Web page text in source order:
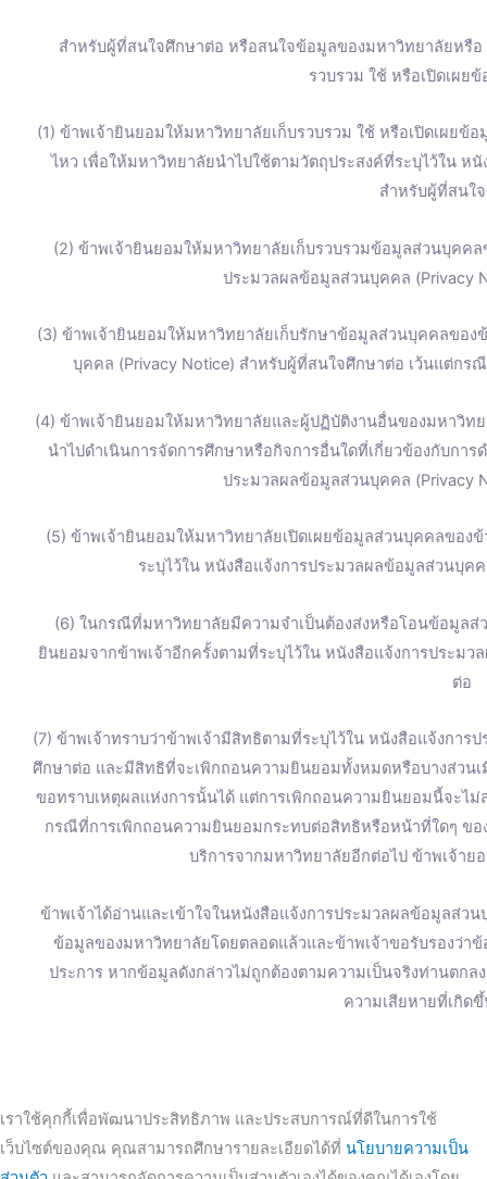
สำหรับผู้ที่สนใจศึกษาต่อ หรือสนใจข้อมูลของมหาวิทยาลัยหรื
รวบรวม ใช้ หรือเปิดเผย
(1) ข้าพเจ้ายินยอมให้มหาวิทยาลัยเก็บรวบรวม ใช้ หรือเปิดเผย
ไหว เพื่อให้มหาวิทยาลัยนำไปใช้ตามวัตถุประสงค์ที่ระบุไว้ใน
สำหรับผู้ที่สนใ
(2) ข้าพเจ้ายินยอมให้มหาวิทยาลัยเก็บรวบรวมข้อมูลส่วนบุคค
ประมวลผลข้อมูลส่วนบุคคล (Privacy
(3) ข้าพเจ้ายินยอมให้มหาวิทยาลัยเก็บรักษาข้อมูลส่วนบุคคลของ
บุคคล (Privacy Notice) สำหรับผู้ที่สนใจศึกษาต่อ เว้นแต่ก
(4) ข้าพเจ้ายินยอมให้มหาวิทยาลัยและผู้ปฏิบัติงานอื่นของมหาวิท
นำไปดำเนินการจัดการศึกษาหรือกิจการอื่นใดที่เกี่ยวข้องกับกา
ประมวลผลข้อมูลส่วนบุคคล (Privacy
(5) ข้าพเจ้ายินยอมให้มหาวิทยาลัยเปิดเผยข้อมูลส่วนบุคคลของ
ระบุไว้ใน หนังสือแจ้งการประมวลผลข้อมูลส่วนบุค
(6) ในกรณีที่มหาวิทยาลัยมีความจำเป็นต้องส่งหรือโอนข้อมูล
ยินยอมจากข้าพเจ้าอีกครั้งตามที่ระบุไว้ใน หนังสือแจ้งการประม
ต่อ
(7) ข้าพเจ้าทราบว่าข้าพเจ้ามีสิทธิตามที่ระบุไว้ใน หนังสือแจ้งกา
ศึกษาต่อ และมีสิทธิที่จะเพิกถอนความยินยอมทั้งหมดหรือบางส่วน
ขอทราบเหตุผลแห่งการนั้นได้ แต่การเพิกถอนความยินยอมนี้จะไ
กรณีที่การเพิกถอนความยินยอมกระทบต่อสิทธิหรือหน้าที่ใดๆ ขอ
บริการจากมหาวิทยาลัยอีกต่อไป ข้าพเจ้า
ข้าพเจ้าได้อ่านและเข้าใจในหนังสือแจ้งการประมวลผลข้อมูลส่
ข้อมูลของมหาวิทยาลัยโดยตลอดแล้วและข้าพเจ้าขอรับรองว่า
ประการ หากข้อมูลดังกล่าวไม่ถูกต้องตามความเป็นจริงท่านตก
ความเสียหายที่เกิด
เราใช้คุกกี้เพื่อพัฒนาประสิทธิภาพ และประสบการณ์ที่ดีในการใช้
เว็บไซต์ของคุณ คุณสามารถศึกษารายละเอียดได้ที่ นโยบายความเป็น